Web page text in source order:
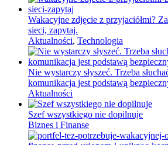
Wakacyjne zdjęcie z przyjaciółmi?
sieci, zapytaj.
Aktualności, Technologia
Nie wystarczy słyszeć. Trzeba
komunikacja jest podstawą
Aktualności
Szef wszystkiego nie dopilnuje
Biznes i Finanse